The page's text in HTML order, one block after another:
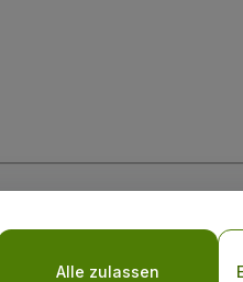
Richtlinieund
Alle zulassen